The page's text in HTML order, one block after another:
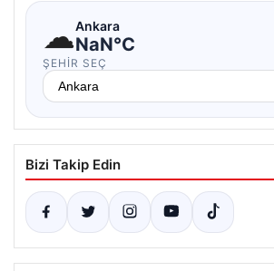
☁Ankara
NaN°C
ŞEHIR SEÇ
Bizi Takip Edin